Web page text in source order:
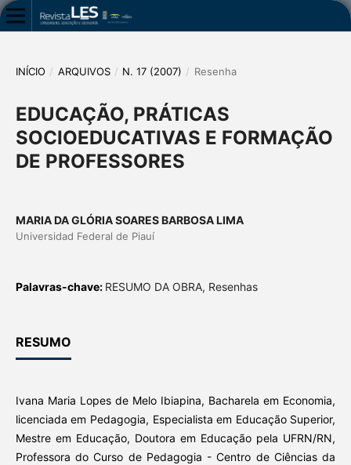
INÍCIO / ARQUIVOS / N. 17 (2007) / Resenha
EDUCAÇÃO, PRÁTICAS
SOCIOEDUCATIVAS E FORMAÇÃO
DE PROFESSORES
MARIA DA GLÓRIA SOARES BARBOSA LIMA
Universidad Federal de Piauí
Palavras-chave: RESUMO DA OBRA, Resenhas
RESUMO
Ivana Maria Lopes de Melo Ibiapina, Bacharela em Economia,
licenciada em Pedagogia, Especialista em Educação Superior,
Mestre em Educação, Doutora em Educação pela UFRN/RN,
Professora do Curso de Pedagogia - Centro de Ciências da